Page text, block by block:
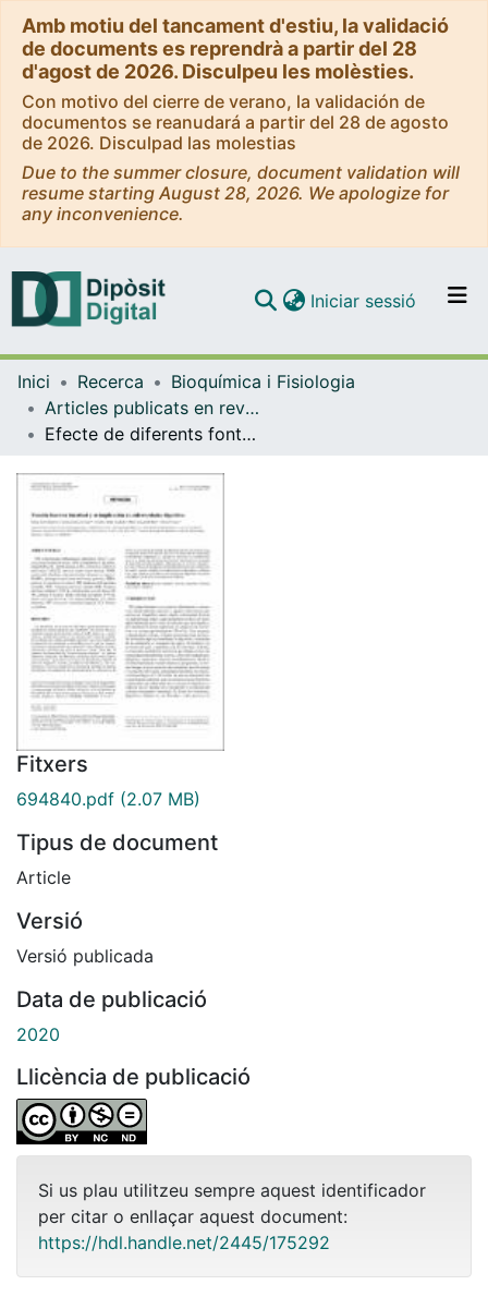
Amb motiu del tancament d'estiu, la validació
de documents es reprendrà a partir del 28
d'agost de 2026. Disculpeu les molèsties.
Con motivo del cierre de verano, la validación de
documentos se reanudará a partir del 28 de agosto
de 2026. Disculpad las molestias
Due to the summer closure, document validation will
resume starting August 28, 2026. We apologize for
any inconvenience.
Navega per tot el DD
Com publicar
Iniciar sessió (current)
Inici Recerca
Bioquímica i Fisiologia
Articles publicats en revistes (Bioquímica i Fisiologia)
Efecte de diferents fonts de seleni sobre la funció intestinal de barrera
Fitxers
694840.pdf (2.07 MB)
Tipus de document
Article
Versió
Versió publicada
Data de publicació
2020
Llicència de publicació
Si us plau utilitzeu sempre aquest identificador
per citar o enllaçar aquest document:
https://hdl.handle.net/2445/175292